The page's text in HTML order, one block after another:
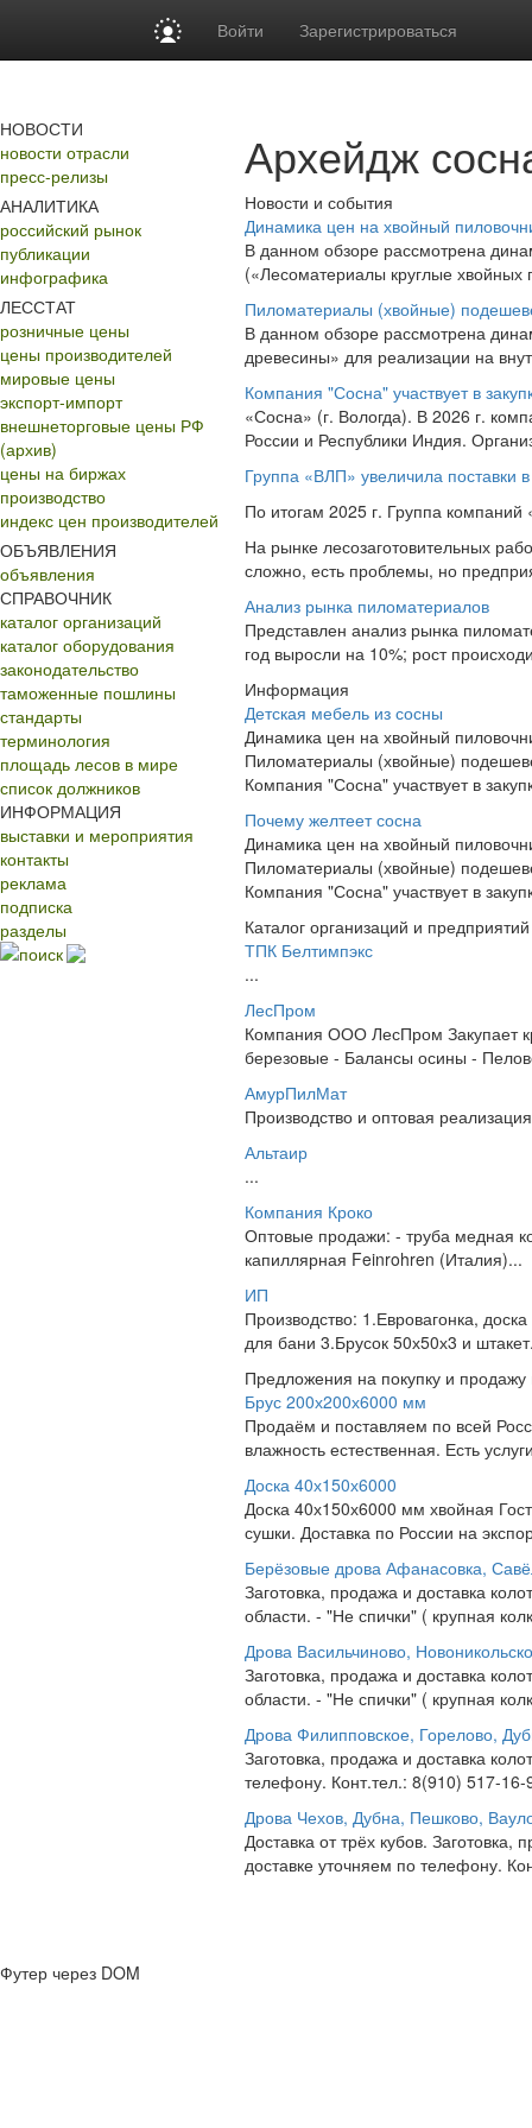
Войти Зарегистрироваться
НОВОСТИ
новости отрасли
пресс-релизы
АНАЛИТИКА
российский рынок
публикации
инфографика
ЛЕССТАТ
розничные цены
цены производителей
мировые цены
экспорт-импорт
внешнеторговые цены РФ
(архив)
цены на биржах
производство
индекс цен производителей
ОБЪЯВЛЕНИЯ
объявления
СПРАВОЧНИК
каталог организаций
каталог оборудования
законодательство
таможенные пошлины
стандарты
терминология
площадь лесов в мире
список должников
ИНФОРМАЦИЯ
выставки и мероприятия
контакты
реклама
подписка
разделы
поиск
Архейдж
Новости и события
Динамика цен на хвойный
В данном обзоре рассмотрена
(«Лесоматериалы круглые хвойных
Пиломатериалы (хвойные)
В данном обзоре рассмотрена
древесины» для реализации на
Компания "Сосна" участвует в
«Сосна» (г. Вологда). В 2026 г.
России и Республики Индия.
Группа «ВЛП» увеличила
По итогам 2025 г. Группа компаний
На рынке лесозаготовительных
сложно, есть проблемы, но
Анализ рынка пиломатериалов
Представлен анализ рынка
год выросли на 10%; рост
Информация
Детская мебель из сосны
Динамика цен на хвойный
Пиломатериалы (хвойные)
Компания "Сосна" участвует в
Почему желтеет сосна
Динамика цен на хвойный
Пиломатериалы (хвойные)
Компания "Сосна" участвует в
Каталог организаций и предприятий
ТПК Белтимпэкс
...
ЛесПром
Компания ООО ЛесПром Закупает
березовые - Балансы осины -
АмурПилМат
Производство и оптовая
Альтаир
...
Компания Кроко
Оптовые продажи: - труба медная
капиллярная Feinrohren (Италия)...
ИП
Производство: 1.Евровагонка,
для бани 3.Брусок 50х50х3 и
Предложения на покупку и продажу
Брус 200х200х6000 мм
Продаём и поставляем по всей
влажность естественная. Есть
Доска 40х150х6000
Доска 40х150х6000 мм хвойная
сушки. Доставка по России на
Берёзовые дрова Афанасовка,
Заготовка, продажа и доставка
области. - "Не спички" ( крупная
Дрова Васильчиново,
Заготовка, продажа и доставка
области. - "Не спички" ( крупная
Дрова Филипповское, Горелово,
Заготовка, продажа и доставка
телефону. Конт.тел.: 8(910) 517-
Дрова Чехов, Дубна, Пешково,
Доставка от трёх кубов.
доставке уточняем по телефону.
Футер через DOM